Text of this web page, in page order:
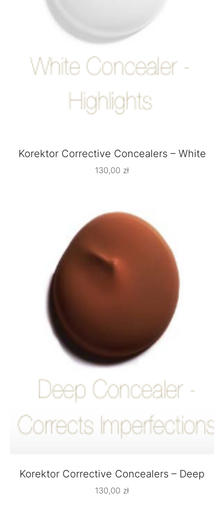
Korektor Corrective Concealers – White
130,00 zł
Korektor Corrective Concealers – Deep
130,00 zł